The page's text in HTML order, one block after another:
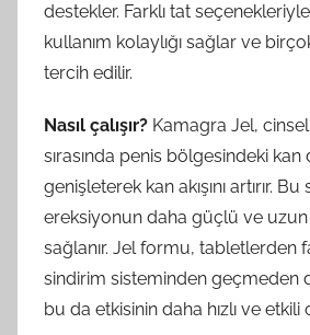
destekler. Farklı tat
kullanım kolaylığı sağlar ve
tercih edilir.
Nasıl çalışır? Kamagra Jel,
sırasında penis bölgesindeki kan
genişleterek kan akışını artırır.
ereksiyonun daha güçlü ve uzun
sağlanır. Jel formu, tabletlerden
sindirim sisteminden geçmeden
bu da etkisinin daha hızlı ve etkili